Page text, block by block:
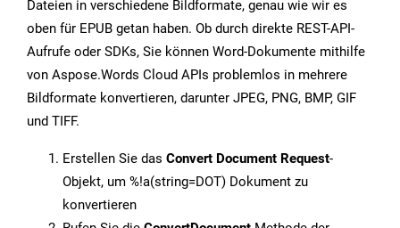
Dateien in verschiedene Bildformate, genau wie wir es
oben für EPUB getan haben. Ob durch direkte REST-API-
Aufrufe oder SDKs, Sie können Word-Dokumente mithilfe
von Aspose.Words Cloud APIs problemlos in mehrere
Bildformate konvertieren, darunter JPEG, PNG, BMP, GIF
und TIFF.
Erstellen Sie das Convert Document Request-
Objekt, um %!a(string=DOT) Dokument zu
konvertieren